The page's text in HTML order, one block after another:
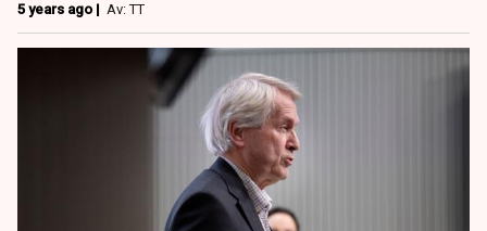
5 years ago | Av: TT